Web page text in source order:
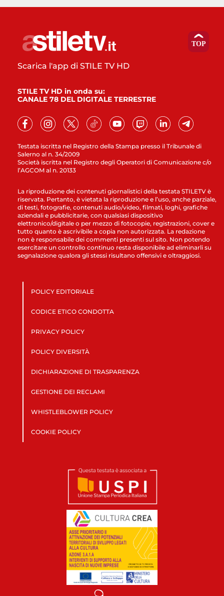
Testata iscritta nel Registro della Stampa presso il Tribunale di
Salerno al n. 34/2009
Società iscritta nel Registro degli Operatori di Comunicazione c/o
l’AGCOM al n. 20133
Scarica l'app di STILE TV HD
STILE TV HD in onda su:
CANALE 78 DEL DIGITALE TERRESTRE
La riproduzione dei contenuti giornalistici della testata STILETV è
riservata. Pertanto, è vietata la riproduzione e l’uso, anche parziale,
di testi, fotografie, contenuti audio/video, filmati, loghi, grafiche
aziendali e pubblicitarie, con qualsiasi dispositivo
elettronico/digitale o per mezzo di fotocopie, registrazioni, cover e
tutto quanto è ascrivibile a copia non autorizzata. La redazione
non è responsabile dei commenti presenti sul sito. Non potendo
esercitare un controllo continuo resta disponibile ad eliminarli su
segnalazione qualora gli stessi risultano offensivi e oltraggiosi.
POLICY EDITORIALE
CODICE ETICO CONDOTTA
PRIVACY POLICY
POLICY DIVERSITÀ
DICHIARAZIONE DI TRASPARENZA
GESTIONE DEI RECLAMI
WHISTLEBLOWER POLICY
COOKIE POLICY